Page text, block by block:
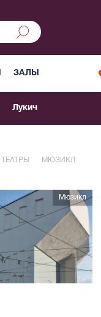
ЗАЛЫ
Лукич
ТЕАТРЫ МЮЗИКЛ
Мюзикл